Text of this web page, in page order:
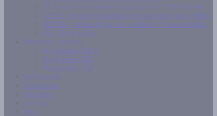
SEA - Sciences spatiales et sciences de l’atmosphère
GNSS - Systèmes mondiaux de navigation par satellite
MSCM - Météorologie Par satellite et Climat mondial
DS - Droit spatial
Formation continue
Programme G&A
Programme SIG
Programme T&P
Evénements
Documents
Site utiles
Contact
Plus